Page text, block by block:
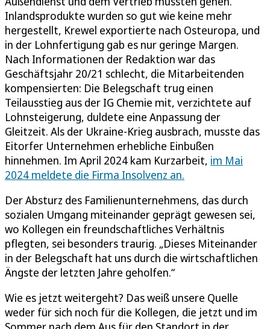
Inlandsprodukte wurden so gut wie keine mehr
hergestellt, Krewel exportierte nach Osteuropa, und
in der Lohnfertigung gab es nur geringe Margen.
Nach Informationen der Redaktion war das
Geschäftsjahr 20/21 schlecht, die Mitarbeitenden
kompensierten: Die Belegschaft trug einen
Teilausstieg aus der IG Chemie mit, verzichtete auf
Lohnsteigerung, duldete eine Anpassung der
Gleitzeit. Als der Ukraine-Krieg ausbrach, musste das
Eitorfer Unternehmen erhebliche Einbußen
hinnehmen. Im April 2024 kam Kurzarbeit, im Mai
2024 meldete die Firma Insolvenz an.
Der Absturz des Familienunternehmens, das durch
sozialen Umgang miteinander geprägt gewesen sei,
wo Kollegen ein freundschaftliches Verhältnis
pflegten, sei besonders traurig. „Dieses Miteinander
in der Belegschaft hat uns durch die wirtschaftlichen
Ängste der letzten Jahre geholfen.“
Wie es jetzt weitergeht? Das weiß unsere Quelle
weder für sich noch für die Kollegen, die jetzt und im